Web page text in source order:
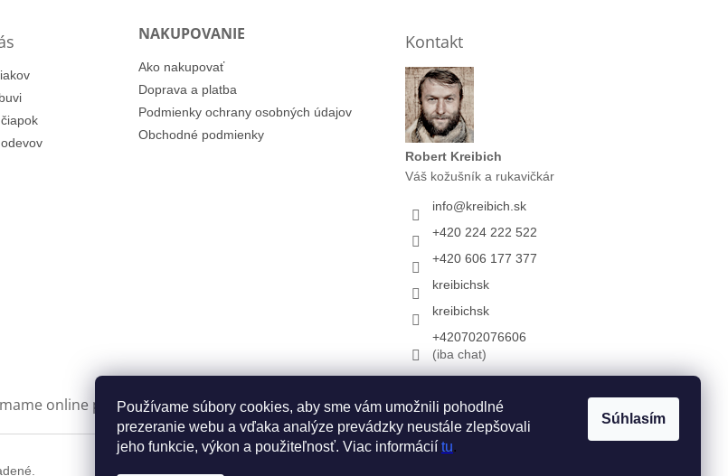
Používame súbory cookies, aby sme vám umožnili pohodlné
prezeranie webu a vďaka analýze prevádzky neustále zlepšovali
jeho funkcie, výkon a použiteľnosť. Viac informácií tu.
Súhlasím
NAKUPOVANIE
Ako nakupovať
Doprava a platba
Podmienky ochrany osobných údajov
Obchodné podmienky
Kontakt
Robert Kreibich
Váš kožušník a rukavičkár
info@kreibich.sk
+420 224 222 522
+420 606 177 377
kreibichsk
kreibichsk
+420702076606
(iba chat)
online platby